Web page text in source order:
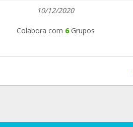
10/12/2020
Colabora com 6 Grupos